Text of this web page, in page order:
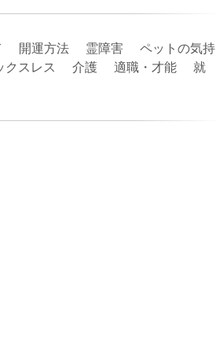
運方法 霊障害 ペットの気持
スレス 介護 適職・才能 就